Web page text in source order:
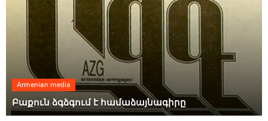
Armenian media
Բաքուն ձգձգում է համաձայնագիրը